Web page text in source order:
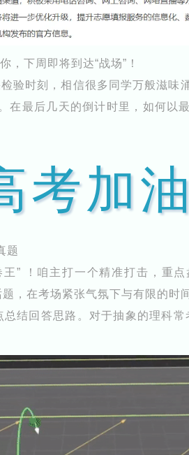
，下周即将到达“战场”！
验时刻，相信很多同学万般滋味
在最后几天的倒计时里，如何以
考加油
题
” ！咱主打一个精准打击，重点
，在考场紧张气氛下与有限的时
结回答思路。 对于抽象的理科